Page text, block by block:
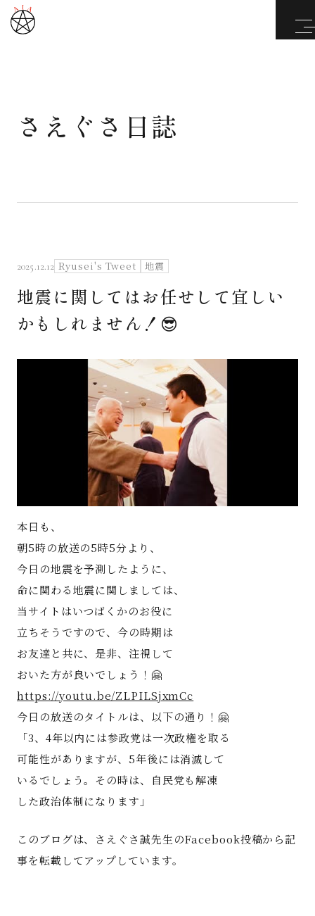
武道と医道
さえぐさ日誌
映像庫
Godo AIAとは
特定商取引法に基づく表記
さえぐさ日誌
2025.12.12 Ryusei's Tweet 地震
地震に関してはお任せして宜しい
かもしれません！😎
本日も、
朝5時の放送の5時5分より、
今日の地震を予測したように、
命に関わる地震に関しましては、
当サイトはいつばくかのお役に
立ちそうですので、今の時期は
お友達と共に、是非、注視して
おいた方が良いでしょう！🤗
https://youtu.be/ZLPILSjxmCc
今日の放送のタイトルは、以下の通り！🤗
「3、4年以内には参政党は一次政権を取る
可能性がありますが、5年後には消滅して
いるでしょう。その時は、自民党も解凍
した政治体制になります」
このブログは、さえぐさ誠先生のFacebook投稿から記
事を転載してアップしています。